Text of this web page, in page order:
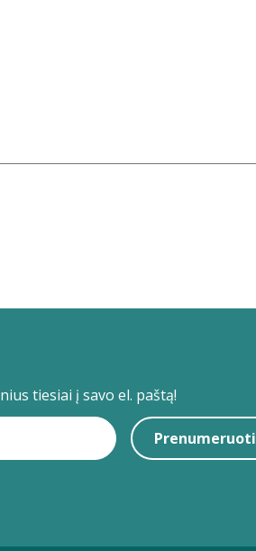
tiesiai į savo el. paštą!
Prenumeruoti